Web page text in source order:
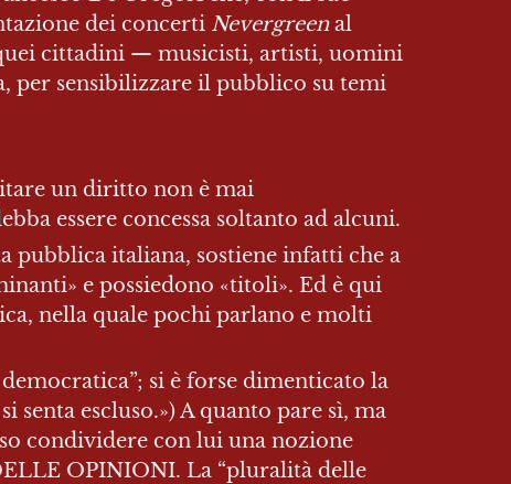
dei concerti Nevergreen al
cittadini — musicisti, artisti, uomini
per sensibilizzare il pubblico su temi
un diritto non è mai
essere concessa soltanto ad alcuni.
italiana, sostiene infatti che a
e possiedono «titoli». Ed è qui
nella quale pochi parlano e molti
si è forse dimenticato la
senta escluso.») A quanto pare sì, ma
condividere con lui una nozione
OPINIONI. La “pluralità delle